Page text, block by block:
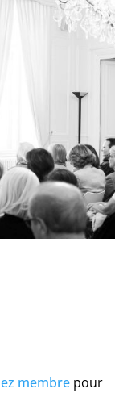
membre pour